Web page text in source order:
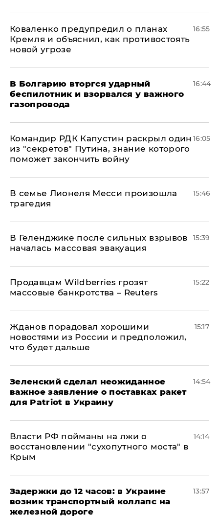
Коваленко предупредил о планах
Кремля и объяснил, как противостоять
новой угрозе
16:55
В Болгарию вторгся ударный
беспилотник и взорвался у важного
газопровода
16:44
Командир РДК Капустин раскрыл один
из "секретов" Путина, знание которого
поможет закончить войну
16:05
В семье Лионеля Месси произошла
трагедия
15:46
В Геленджике после сильных взрывов
началась массовая эвакуация
15:39
Продавцам Wildberries грозят
массовые банкротства – Reuters
15:22
Жданов порадовал хорошими
новостями из России и предположил,
что будет дальше
15:17
Зеленский сделал неожиданное
важное заявление о поставках ракет
для Patriot в Украину
14:54
Власти РФ пойманы на лжи о
восстановлении "сухопутного моста" в
Крым
14:14
Задержки до 12 часов: в Украине
возник транспортный коллапс на
железной дороге
13:57